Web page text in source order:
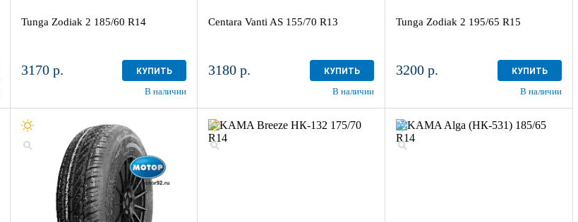
Tunga Zodiak 2 185/60 R14
3170 р. КУПИТЬ
В наличии
Centara Vanti AS 155/70 R13
3180 р. КУПИТЬ
В наличии
Tunga Zodiak 2 195/65 R15
3200 р. КУПИТЬ
В наличии